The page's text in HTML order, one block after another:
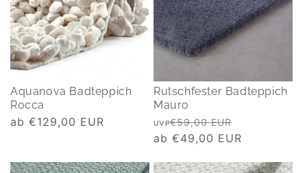
Aquanova Badteppich
Rocca
Normaler
ab €129,00 EUR
Rutschfester Badteppich
Mauro
Normaler
Preis
UVP€59,00 EUR
ab €49,00 EUR